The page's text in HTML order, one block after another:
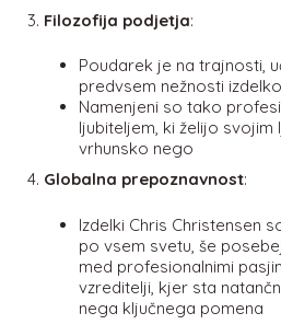
Filozofija podjetja:
Poudarek je na trajnosti,
predvsem nežnosti
Namenjeni so tako
ljubiteljem, ki želijo svojim
vrhunsko nego
Globalna prepoznavnost:
Izdelki Chris Christensen
po vsem svetu, še
med profesionalnimi
vzreditelji, kjer sta
nega ključnega pomena